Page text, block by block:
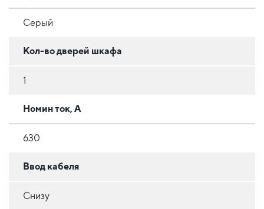
Серый
Кол-во дверей шкафа
1
Номин ток, А
630
Ввод кабеля
Снизу